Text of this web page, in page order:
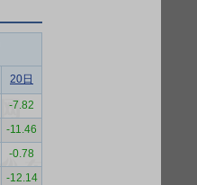
20日
-7.82
-11.46
-0.78
-12.14